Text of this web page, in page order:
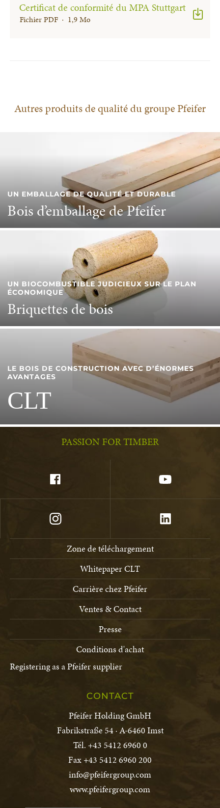
Certificat de conformité du MPA Stuttgart
Fichier PDF · 1,9 Mo
Autres produits de qualité du groupe Pfeifer
UN EMBALLAGE DE QUALITÉ ET DURABLE
Bois d’emballage de Pfeifer
UN BIOCOMBUSTIBLE JUDICIEUX SUR LE PLAN
ÉCONOMIQUE
Briquettes de bois
LE BOIS DE CONSTRUCTION AVEC D’ÉNORMES
AVANTAGES
CLT
PASSION FOR TIMBER
Zone de téléchargement
Whitepaper CLT
Carrière chez Pfeifer
Ventes & Contact
Presse
Conditions d'achat
Registering as a Pfeifer supplier
CONTACT
Pfeifer Holding GmbH
Fabrikstraße 54 · A-6460 Imst
Tél. +43 5412 6960 0
Fax +43 5412 6960 200
info@pfeifergroup.com
www.pfeifergroup.com